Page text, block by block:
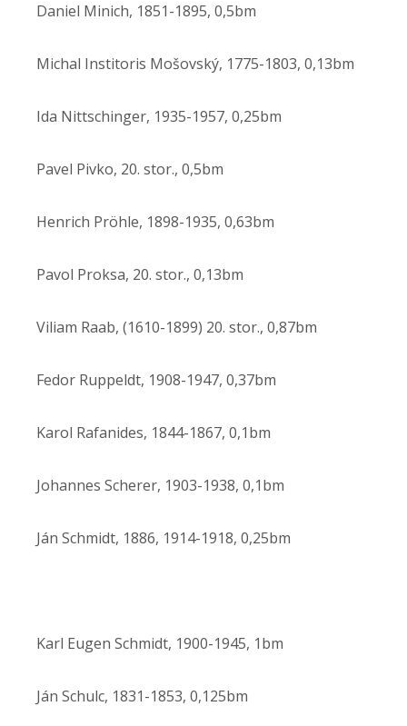
Daniel Minich, 1851-1895, 0,5bm
Michal Institoris Mošovský, 1775-1803, 0,13bm
Ida Nittschinger, 1935-1957, 0,25bm
Pavel Pivko, 20. stor., 0,5bm
Henrich Pröhle, 1898-1935, 0,63bm
Pavol Proksa, 20. stor., 0,13bm
Viliam Raab, (1610-1899) 20. stor., 0,87bm
Fedor Ruppeldt, 1908-1947, 0,37bm
Karol Rafanides, 1844-1867, 0,1bm
Johannes Scherer, 1903-1938, 0,1bm
Ján Schmidt, 1886, 1914-1918, 0,25bm
Karl Eugen Schmidt, 1900-1945, 1bm
Ján Schulc, 1831-1853, 0,125bm